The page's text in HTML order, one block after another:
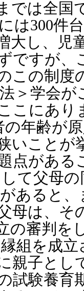
では全国
は300件
大し、児
ですが、
この制度
＞学会
こにあり
の年齢が
いことが
点がある
て父母
あると
母は、そ
の審判を
組を成
親子とし
試験養育